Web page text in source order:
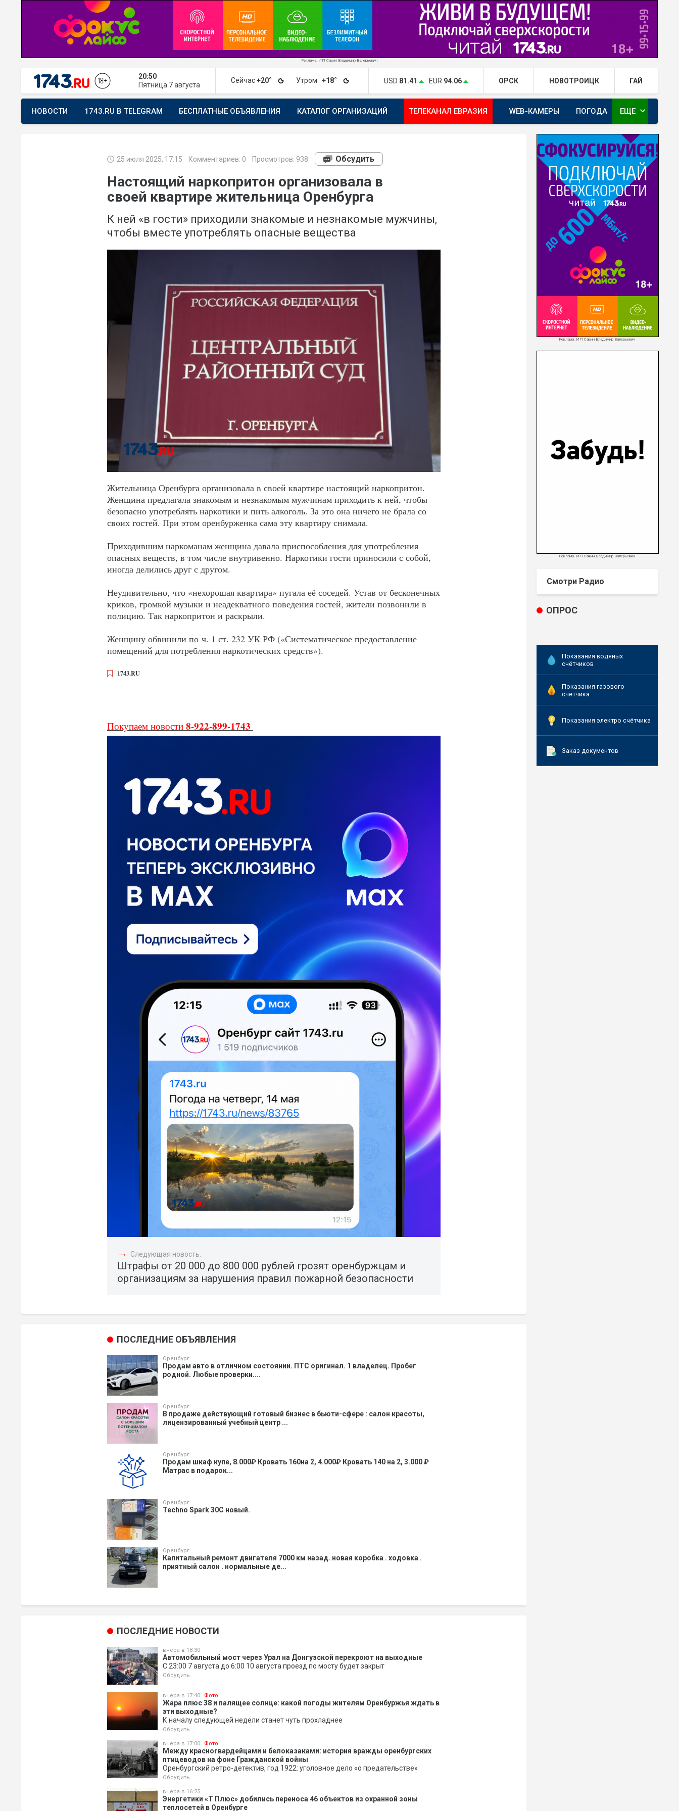
Реклама. ИП Савин Владимир Валерьевич
20:50
Пятница 7 августа
Сейчас+20° Утром +18° USD 81.41 EUR 94.06 ОРСК НОВОТРОИЦК ГАЙ
НОВОСТИ 1743.RU В TELEGRAM БЕСПЛАТНЫЕ ОБЪЯВЛЕНИЯ КАТАЛОГ ОРГАНИЗАЦИЙ ТЕЛЕКАНАЛ ЕВРАЗИЯ WEB-КАМЕРЫ ПОГОДА
ОРЕНБУРГ - ГЕРОИ РЯДОМ С НАМИ
ЕЩЕ expand_more
25 июля 2025, 17:15 Комментариев: 0 Просмотров: 938 Обсудить
Настоящий наркопритон организовала в
своей квартире жительница Оренбурга
К ней «в гости» приходили знакомые и незнакомые мужчины,
чтобы вместе употреблять опасные вещества
Жительница Оренбурга организовала в своей квартире настоящий наркопритон.
Женщина предлагала знакомым и незнакомым мужчинам приходить к ней, чтобы
безопасно употреблять наркотики и пить алкоголь. За это она ничего не брала со
своих гостей. При этом оренбурженка сама эту квартиру снимала.
Приходившим наркоманам женщина давала приспособления для употребления
опасных веществ, в том числе внутривенно. Наркотики гости приносили с собой,
иногда делились друг с другом.
Неудивительно, что «нехорошая квартира» пугала её соседей. Устав от бесконечных
криков, громкой музыки и неадекватного поведения гостей, жители позвонили в
полицию. Так наркопритон и раскрыли.
Женщину обвинили по ч. 1 ст. 232 УК РФ («Систематическое предоставление
помещений для потребления наркотических средств»).
1743.RU
Покупаем новости 8-922-899-1743
→ Следующая новость:
Штрафы от 20 000 до 800 000 рублей грозят оренбуржцам и
организациям за нарушения правил пожарной безопасности
ПОСЛЕДНИЕ ОБЪЯВЛЕНИЯ
Оренбург
Продам авто в отличном состоянии. ПТС оригинал. 1 владелец. Пробег
родной. Любые проверки....
Оренбург
В продаже действующий готовый бизнес в бьюти-сфере : салон красоты,
лицензированный учебный центр ...
Оренбург
Продам шкаф купе, 8.000₽ Кровать 160на 2, 4.000₽ Кровать 140 на 2, 3.000 ₽
Матрас в подарок...
Оренбург
Techno Spark 30C новый.
Оренбург
Капитальный ремонт двигателя 7000 км назад. новая коробка . ходовка .
приятный салон . нормальные де...
ПОСЛЕДНИЕ НОВОСТИ
вчера в 18:30
Автомобильный мост через Урал на Донгузской перекроют на выходные
С 23:00 7 августа до 6:00 10 августа проезд по мосту будет закрыт
Обсудить
вчера в 17:40 Фото
Жара плюс 38 и палящее солнце: какой погоды жителям Оренбуржья ждать в
эти выходные?
К началу следующей недели станет чуть прохладнее
Обсудить
вчера в 17:00 Фото
Между красногвардейцами и белоказаками: история вражды оренбургских
птицеводов на фоне Гражданской войны
Оренбургский ретро-детектив, год 1922: уголовное дело «о предательстве»
Обсудить
вчера в 16:25
Энергетики «Т Плюс» добились переноса 46 объектов из охранной зоны
теплосетей в Оренбурге
Реклама. ИП Савин Владимир Валерьевич
Реклама. ИП Савин Владимир Валерьевич
Смотри Радио
ОПРОС
Показания водяных
счётчиков
Показания газового
счетчика
Показания электро счётчика
Заказ документов